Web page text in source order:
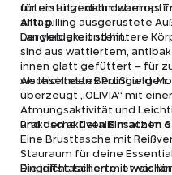
unterstützt dich dabei
Alltag.
für ein angenehm warmes
anti-pilling ausgerüstete
Langlebigkeit steht.
Der vordere und hintere
sind aus wattiertem,
innen glatt gefüttert – für
wechselnden Bedingungen.
Als leichtestes ProShield-
überzeugt „OLIVIA“ mit
Atmungsaktivität und
und den aktiven Einsatz im
Praktische Details machen
Eine Brusttasche mit
Stauraum für deine
Eingriffstaschen mit
Die leicht taillierte, etwas